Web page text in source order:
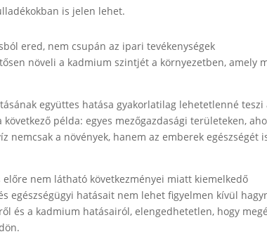
is jelen lehet.
ered, nem csupán az ipari tevékenységek
növeli a kadmium szintjét a környezetben, amely
együttes hatása gyakorlatilag lehetetlenné teszi
példa: egyes mezőgazdasági területeken,
a növények, hanem az emberek egészségét
nem látható következményei miatt kiemelkedő
egészségügyi hatásait nem lehet figyelmen kívül
és a kadmium hatásairól, elengedhetetlen, hogy